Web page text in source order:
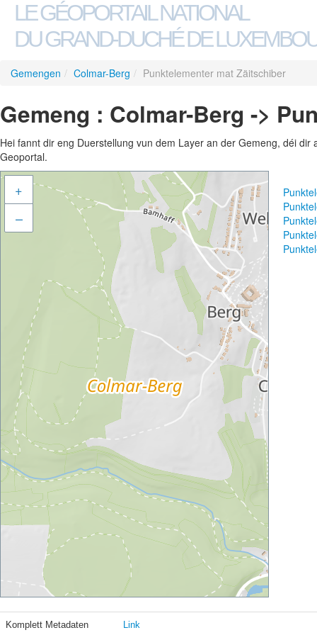
LE GÉOPORTAIL NATIONAL
DU GRAND-DUCHÉ DE
Gemengen / Colmar-Berg / Punktelementer mat Zäitschiber
Gemeng : Colmar-Berg ->
Hei fannt dir eng Duerstellung vun dem Layer an der Gemeng, déi
Geoportal.
+
–
Komplett Metadaten Link